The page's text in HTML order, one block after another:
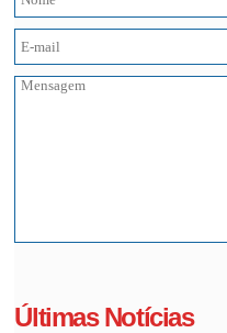
Últimas Notícias